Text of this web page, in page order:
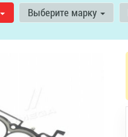
Выберите марку